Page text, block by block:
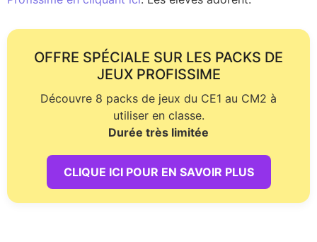
OFFRE SPÉCIALE SUR LES PACKS DE
JEUX PROFISSIME
Découvre 8 packs de jeux du CE1 au CM2 à
utiliser en classe.
Durée très limitée
CLIQUE ICI POUR EN SAVOIR PLUS